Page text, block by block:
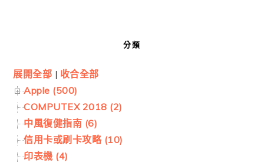
分類
展開全部 | 收合全部
Apple (500)
COMPUTEX 2018 (2)
中風復健指南 (6)
信用卡或刷卡攻略 (10)
印表機 (4)